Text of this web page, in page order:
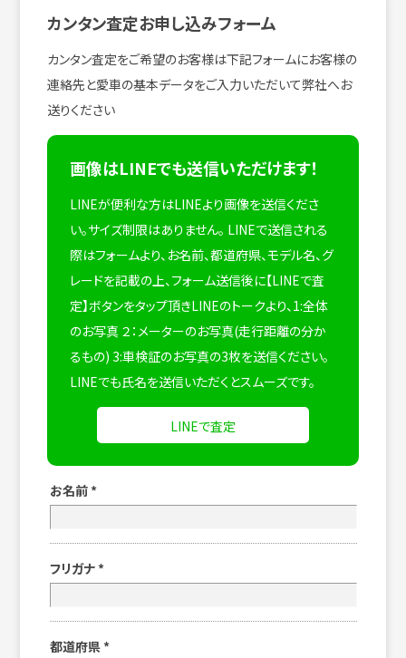
カンタン査定お申し込みフォーム
カンタン査定をご希望のお客様は下記フォームにお客様の
連絡先と愛車の基本データをご入力いただいて弊社へお
送りください
画像はLINEでも送信いただけます！
LINEが便利な方はLINEより画像を送信くださ
い。サイズ制限はありません。 LINEで送信される
際はフォームより、お名前、都道府県、モデル名、グ
レードを記載の上、フォーム送信後に【LINEで査
定】ボタンをタップ頂きLINEのトークより、1:全体
のお写真 ２：メーターのお写真(走行距離の分か
るもの) 3:車検証のお写真の3枚を送信ください。
LINEでも氏名を送信いただくとスムーズです。
LINEで査定
お名前 *
フリガナ *
都道府県 *